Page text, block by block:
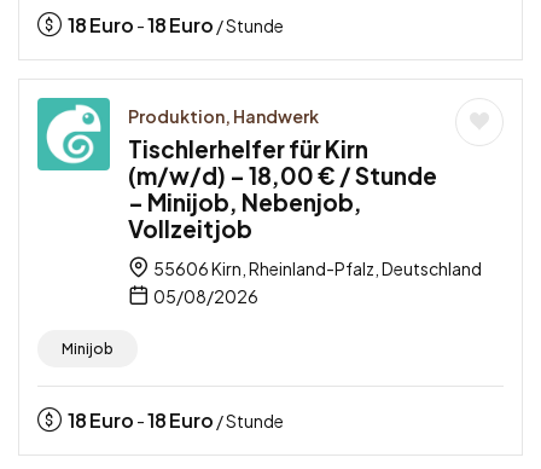
18Euro -18Euro / Stunde
Produktion, Handwerk
Tischlerhelfer für Kirn
(m/w/d) – 18,00 € / Stunde
– Minijob, Nebenjob,
Vollzeitjob
55606 Kirn, Rheinland-Pfalz, Deutschland
05/08/2026
Minijob
18Euro -18Euro / Stunde